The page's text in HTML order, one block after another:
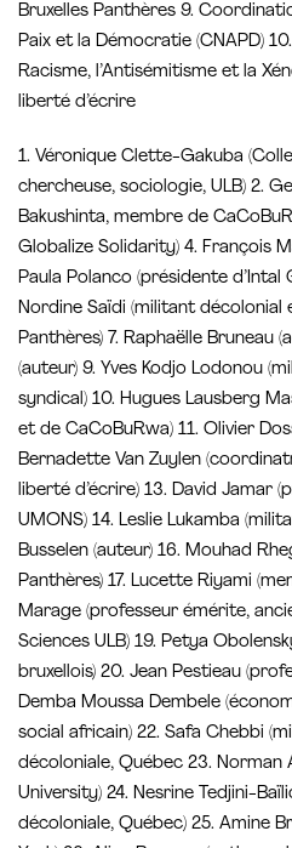
Bruxelles Panthères 9.
Paix et la Démocratie (CNAPD)
Racisme, l’Antisémitisme et la
liberté d’écrire
1. Véronique Clette-Gakuba
chercheuse, sociologie, ULB) 2.
Bakushinta, membre de
Globalize Solidarity) 4. François
Paula Polanco (présidente d’Intal
Nordine Saïdi (militant décolonial
Panthères) 7. Raphaëlle Bruneau
(auteur) 9. Yves Kodjo Lodonou
syndical) 10. Hugues Lausberg
et de CaCoBuRwa) 11. Olivier
Bernadette Van Zuylen
liberté d’écrire) 13. David Jamar
UMONS) 14. Leslie Lukamba
Busselen (auteur) 16. Mouhad
Panthères) 17. Lucette Riyami
Marage (professeur émérite,
Sciences ULB) 19. Petya
bruxellois) 20. Jean Pestieau
Demba Moussa Dembele
social africain) 22. Safa Chebbi
décoloniale, Québec 23. Norman
University) 24. Nesrine Tedjini-
décoloniale, Québec) 25. Amine